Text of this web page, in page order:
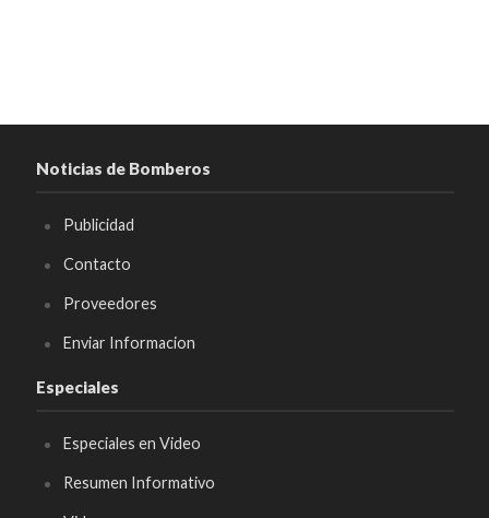
Noticias de Bomberos
Publicidad
Contacto
Proveedores
Enviar Informacion
Especiales
Especiales en Video
Resumen Informativo